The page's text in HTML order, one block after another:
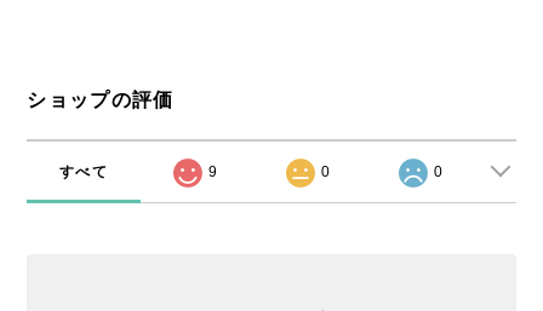
ショップの評価
すべて 9 0 0